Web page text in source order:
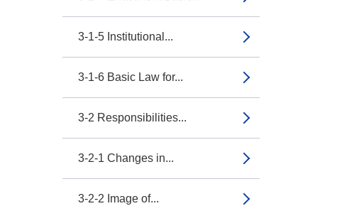
3-1-5 Institutional...
3-1-6 Basic Law for...
3-2 Responsibilities...
3-2-1 Changes in...
3-2-2 Image of...